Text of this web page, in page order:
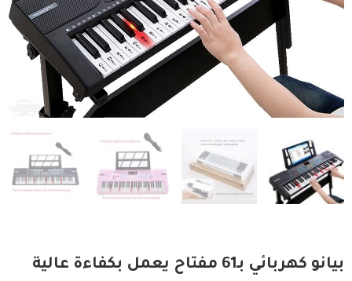
بيانو كهربائي بـ61 مفتاح يعمل بكفاءة عالية